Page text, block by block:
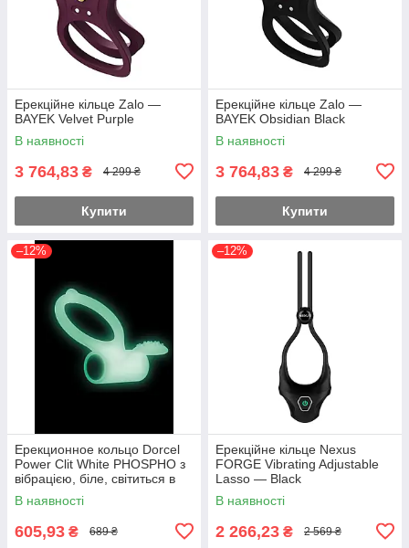
Ерекційне кільце Zalo —
BAYEK Velvet Purple
В наявності
3 764,83 ₴ 4 299 ₴
Купити
Ерекційне кільце Zalo —
BAYEK Obsidian Black
В наявності
3 764,83 ₴ 4 299 ₴
Купити
–12%
Ерекционное кольцо Dorcel
Power Clit White PHOSPHO з
вібрацією, біле, світиться в
темноті Feromon
В наявності
605,93 ₴ 689 ₴
–12%
Ерекційне кільце Nexus
FORGE Vibrating Adjustable
Lasso — Black
В наявності
2 266,23 ₴ 2 569 ₴